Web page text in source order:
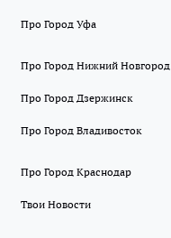
Про Город Уфа
Про Город Нижний Новгород
Про Город Дзержинск
Про Город Владивосток
Про Город Краснодар
Твои Новости